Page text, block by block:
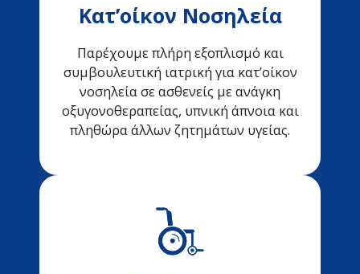
Κατ’οίκον Νοσηλεία
Παρέχουμε πλήρη εξοπλισμό και
συμβουλευτική ιατρική για κατ’οίκον
νοσηλεία σε ασθενείς με ανάγκη
οξυγονοθεραπείας, υπνική άπνοια και
πληθώρα άλλων ζητημάτων υγείας.